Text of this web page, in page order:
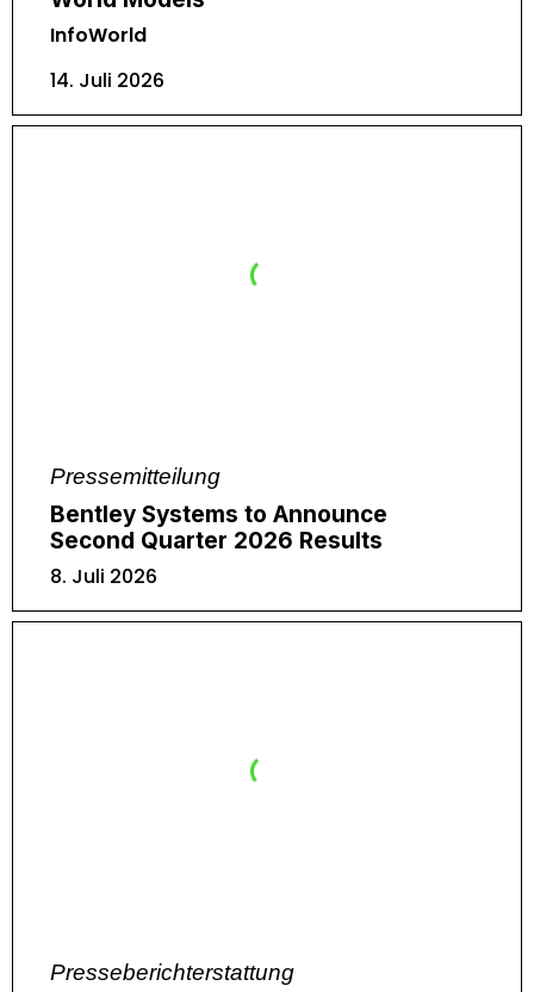
InfoWorld
14. Juli 2026
Pressemitteilung
Bentley Systems to Announce
Second Quarter 2026 Results
8. Juli 2026
Presseberichterstattung